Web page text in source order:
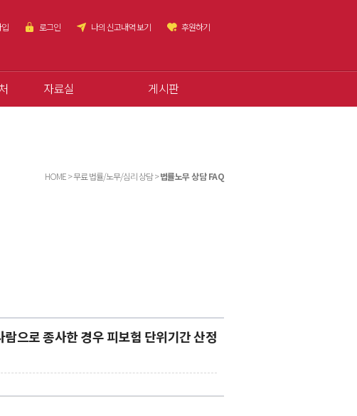
로그인 나의 신고내역 보기 후원하기
자료실 게시판
HOME > 무료 법률/노무/심리 상담 >법률노무 상담 FAQ
으로 종사한 경우 피보험 단위기간 산정